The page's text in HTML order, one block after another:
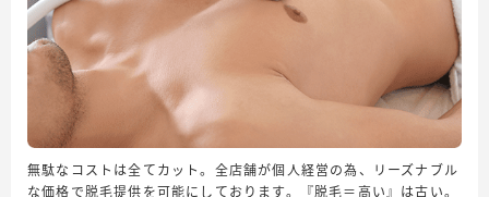
無駄なコストは全てカット。全店舗が個人経営の為、リーズナブル
な価格で脱毛提供を可能にしております。『脱毛＝高い』は古い。